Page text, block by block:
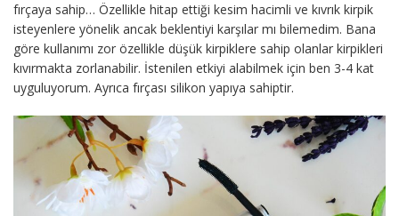
fırçaya sahip… Özellikle hitap ettiği kesim hacimli ve kıvrık kirpik
isteyenlere yönelik ancak beklentiyi karşılar mı bilemedim. Bana
göre kullanımı zor özellikle düşük kirpiklere sahip olanlar kirpikleri
kıvırmakta zorlanabilir. İstenilen etkiyi alabilmek için ben 3-4 kat
uyguluyorum. Ayrıca fırçası silikon yapıya sahiptir.